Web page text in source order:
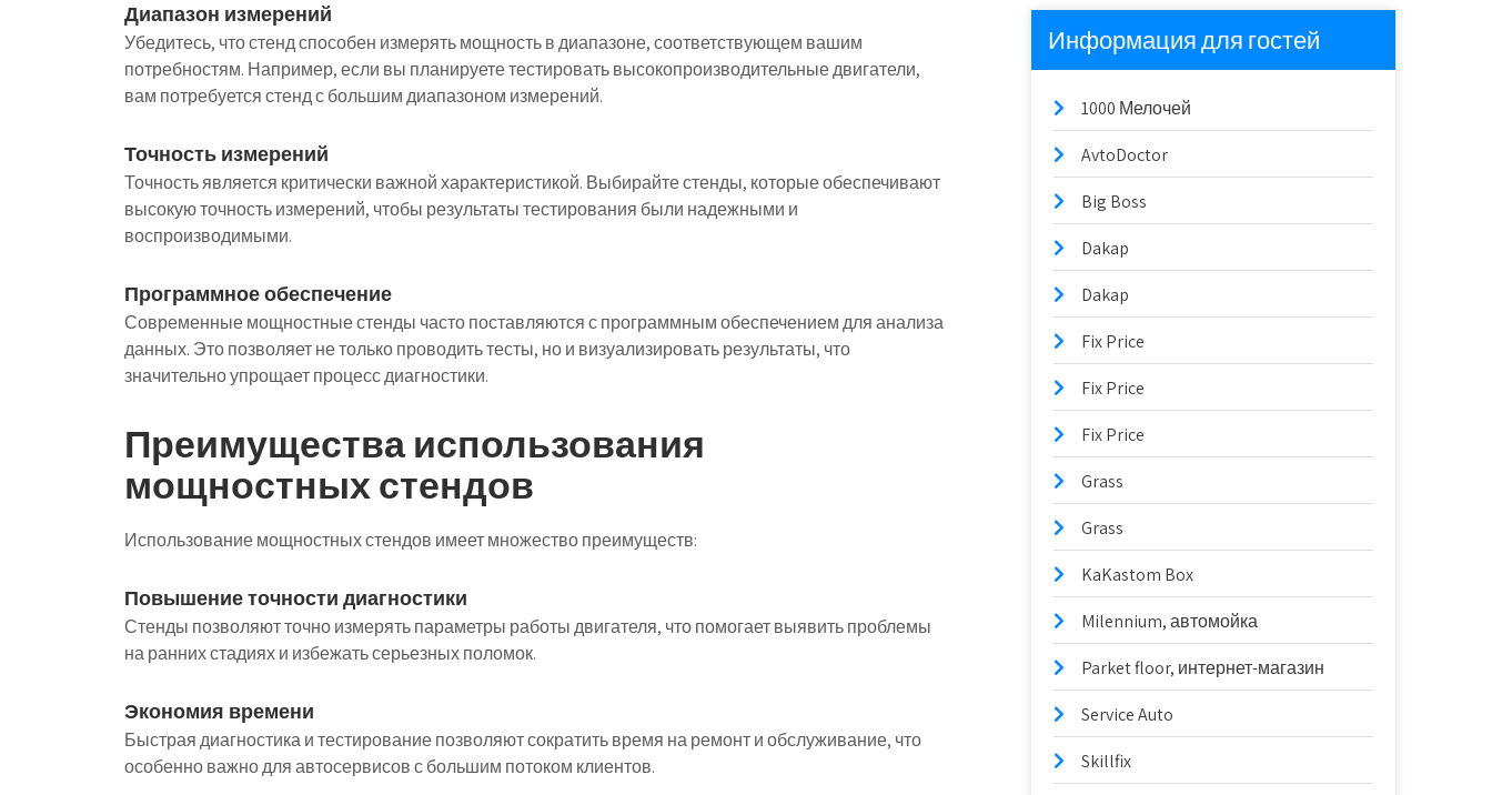
Диапазон измерений
Убедитесь, что стенд способен измерять мощность в диапазоне, соответствующем вашим
потребностям. Например, если вы планируете тестировать высокопроизводительные двигатели,
вам потребуется стенд с большим диапазоном измерений.
Точность измерений
Точность является критически важной характеристикой. Выбирайте стенды, которые обеспечивают
высокую точность измерений, чтобы результаты тестирования были надежными и
воспроизводимыми.
Программное обеспечение
Современные мощностные стенды часто поставляются с программным обеспечением для анализа
данных. Это позволяет не только проводить тесты, но и визуализировать результаты, что
значительно упрощает процесс диагностики.
Преимущества использования
мощностных стендов
Использование мощностных стендов имеет множество преимуществ:
Повышение точности диагностики
Стенды позволяют точно измерять параметры работы двигателя, что помогает выявить проблемы
на ранних стадиях и избежать серьезных поломок.
Экономия времени
Быстрая диагностика и тестирование позволяют сократить время на ремонт и обслуживание, что
особенно важно для автосервисов с большим потоком клиентов.
Информация для гостей
1000 Мелочей
AvtoDoctor
Big Boss
Dakap
Dakap
Fix Price
Fix Price
Fix Price
Grass
Grass
KaKastom Box
Milennium, автомойка
Parket floor, интернет-магазин
Service Auto
Skillfix